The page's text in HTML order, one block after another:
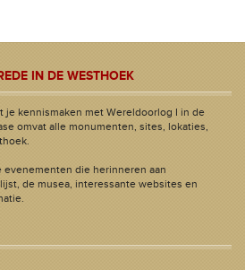
IN DE WESTHOEK
je kennismaken met Wereldoorlog I in de
omvat alle monumenten, sites, lokaties,
die herinneren aan
de musea, interessante websites en